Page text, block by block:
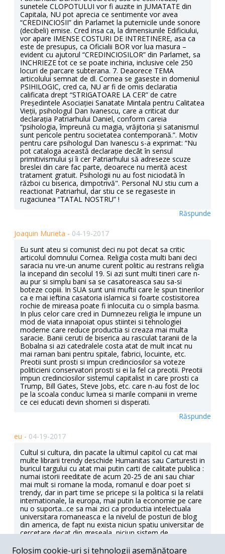
sunetele CLOPOTULUI vor fi auzite in JUMATATE din
Capitala, NU pot aprecia ce sentimente vor avea
“CREDINCIOSII” din Parlamet la puternicile unde sonore
(decibeli) emise. Cred insa ca, la dimensiunile Edificiului,
vor apare IMENSE COSTURI DE INTRETINERE, asa ca
este de presupus, ca Oficialii BOR vor lua masura –
evident cu ajutorul “CREDINCIOSILOR” din Parlamet, sa
INCHRIEZE tot ce se poate inchiria, inclusive cele 250
locuri de parcare subterana. 7. Deaorece TEMA
articolului semnat de dl. Cornea se gaseste in domeniul
PSIHILOGIC, cred ca, NU ar fi de omis declaratia
calificata drept “STRIGATOARE LA CER” de catre
Președintele Asociației Sanatate Mintala pentru Calitatea
Vieții, psihologul Dan Ivanescu, care a criticat dur
declarația Patriarhului Daniel, conform careia
“psihologia, împreună cu magia, vrăjitoria și satanismul
sunt pericole pentru societatea contemporană.”. Motiv
pentru care psihologul Dan Ivanescu s-a exprimat: “Nu
pot cataloga această declarație decât în sensul
primitivismului și îi cer Patriarhului să adreseze scuze
breslei din care fac parte, deoarece nu merită acest
tratament gratuit. Psihologii nu au fost niciodată în
război cu biserica, dimpotrivă". Personal NU stiu cum a
reactionat Patriarhul, dar stiu ce se regaseste in
rugaciunea “TATAL NOSTRU” !
Răspunde
Joaquin Murieta - 04-19-2017
Eu sunt ateu si comunist deci nu pot decat sa critic
articolul domnului Cornea. Religia costa multi bani deci
saracia nu vre-un anume curent politic au restrans religia
la incepand din secolul 19. Si azi sunt multi tineri care n-
au pur si simplu bani sa se casatoreasca sau sa-si
boteze copiii. In SUA sunt unii muftii care le spun tinerilor
ca e mai ieftina casatoria islamica si foarte costisitorea
rochie de mireasa poate fi inlocuita cu o simpla basma.
In plus celor care cred in Dumnezeu religia le impune un
mod de viata innapoiat opus stiintei si tehnologiei
moderne care reduce productia si creaza mai multa
saracie. Banii ceruti de biserica au rasculat taranii de la
Bobalna si azi catedralele costa atat de mult incat nu
mai raman bani pentru spitale, fabrici, locuinte, etc.
Preotii sunt prosti si impun credinciosilor sa voteze
politicieni conservatori prosti si ei la fel ca preotii. Preotii
impun credinciosilor sistemul capitalist in care prosti ca
Trump, Bill Gates, Steve Jobs, etc. care n-au fost de loc
pe la scoala conduc lumea si marile companii in vreme
ce cei educati devin shomeri si disperati.
Răspunde
eu - 04-19-2017
Cultul si cultura, din pacate la ultimul capitol cu cat mai
multe librarii trendy deschide Humanitas sau Carturesti in
buricul targului cu atat mai putin carti de calitate publica :
numai istorii reeditate de acum 20-25 de ani sau chiar
mai mult si romane la moda, romanul e doar poet si
trendy, dar in part time se pricepe si la politica si la relatii
internationale, la europa, mai putin la economie pe care
nu o suporta...ce sa mai zici ca productia intelectuala
universitara romaneasca e la nivelul de posturi de blog
din america, de fapt nu exista niciun spatiu universitar de
cercetare decat din greseala, niciun sistem de
treia
Folosim cookie-uri și tehnologii asemănătoare